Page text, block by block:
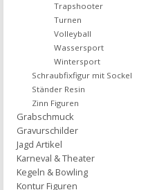
Trapshooter
Turnen
Volleyball
Wassersport
Wintersport
Schraubfixfigur mit Sockel
Ständer Resin
Zinn Figuren
Grabschmuck
Gravurschilder
Jagd Artikel
Karneval & Theater
Kegeln & Bowling
Kontur Figuren